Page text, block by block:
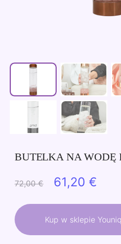
BUTELKA NA WODĘ
72,00€
Pierwotna
wynosiła:
61,20 €
Kup w sklepie